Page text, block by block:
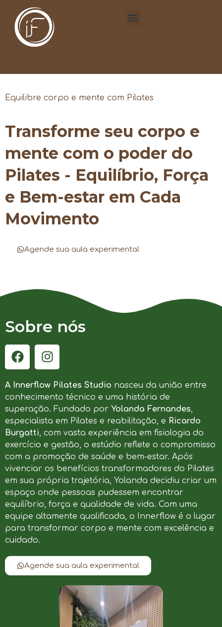
Equilibre corpo e mente com Pilates
Transforme seu corpo e
mente com o poder do
Pilates - Equilíbrio, Força
e Bem-estar em Cada
Movimento
Agende sua aula experimental
Sobre nós
A Innerflow Pilates Studio nasceu da união entre
conhecimento técnico e uma história de
superação. Fundado por Yolanda Fernandes,
especialista em Pilates e reabilitação, e Ricardo
Burgatti, com vasta experiência em fisiologia do
exercício e gestão, o estúdio reflete o compromisso
com a promoção de saúde e bem-estar. Após
vivenciar os benefícios transformadores do Pilates
em sua própria trajetória, Yolanda decidiu criar um
espaço onde pessoas pudessem encontrar
equilíbrio, força e qualidade de vida. Com uma
equipe altamente qualificada, o Innerflow é o lugar
para transformar corpo e mente com excelência e
cuidado.
Agende sua aula experimental